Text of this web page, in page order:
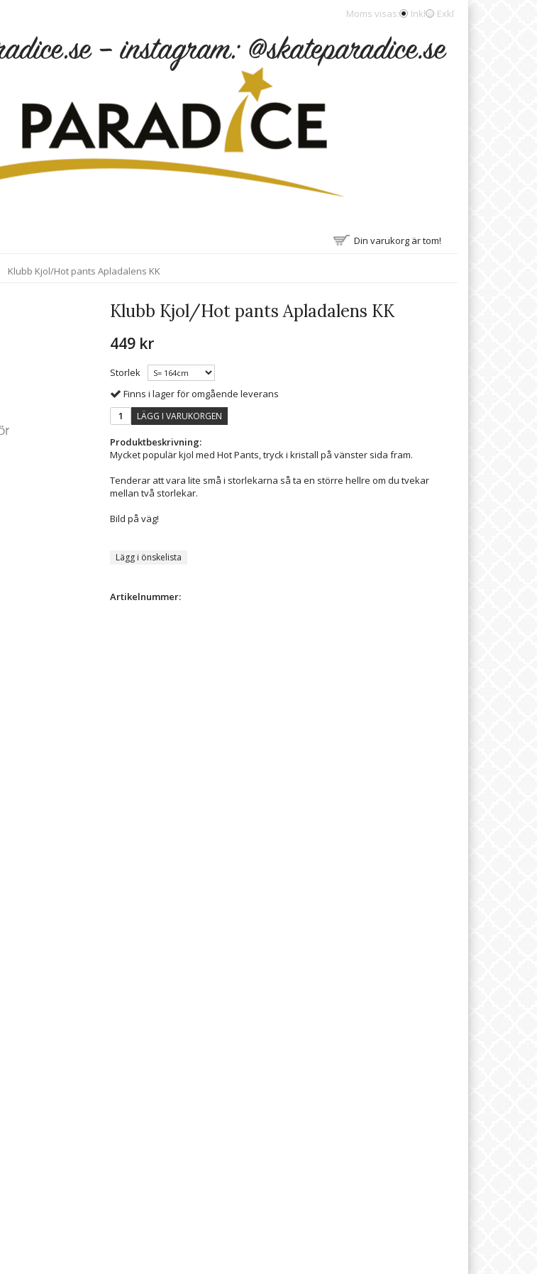
Moms visas: Inkl Exkl
Din varukorg är tom!
Klubb Kjol/Hot pants Apladalens KK
Klubb Kjol/Hot pants Apladalens KK
449 kr
Storlek
Finns i lager för omgående leverans
LÄGG I VARUKORGEN
Produktbeskrivning:
Mycket populär kjol med Hot Pants, tryck i kristall på vänster sida fram.
Tenderar att vara lite små i storlekarna så ta en större hellre om du tvekar
mellan två storlekar.
Bild på väg!
Lägg i önskelista
Artikelnummer: